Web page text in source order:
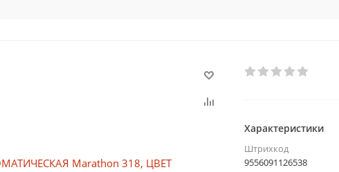
Характеристики
Штрихкод
9556091126538